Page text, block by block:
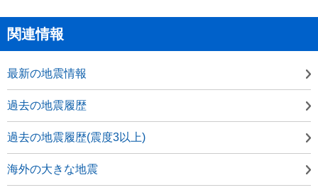
関連情報
最新の地震情報
過去の地震履歴
過去の地震履歴(震度3以上)
海外の大きな地震